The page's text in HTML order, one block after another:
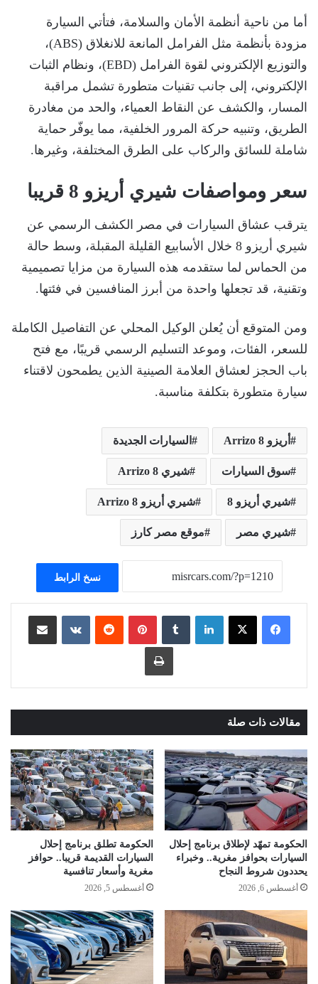
أما من ناحية أنظمة الأمان والسلامة، فتأتي السيارة
مزودة بأنظمة مثل الفرامل المانعة للانغلاق (ABS)،
والتوزيع الإلكتروني لقوة الفرامل (EBD)، ونظام الثبات
الإلكتروني، إلى جانب تقنيات متطورة تشمل مراقبة
المسار، والكشف عن النقاط العمياء، والحد من مغادرة
الطريق، وتنبيه حركة المرور الخلفية، مما يوفّر حماية
شاملة للسائق والركاب على الطرق المختلفة، وغيرها.
سعر ومواصفات شيري أريزو 8 قريبا
يترقب عشاق السيارات في مصر الكشف الرسمي عن
شيري أريزو 8 خلال الأسابيع القليلة المقبلة، وسط حالة
من الحماس لما ستقدمه هذه السيارة من مزايا تصميمية
وتقنية، قد تجعلها واحدة من أبرز المنافسين في فئتها.
ومن المتوقع أن يُعلن الوكيل المحلي عن التفاصيل الكاملة
للسعر، الفئات، وموعد التسليم الرسمي قريبًا، مع فتح
باب الحجز لعشاق العلامة الصينية الذين يطمحون لاقتناء
سيارة متطورة بتكلفة مناسبة.
أريزو 8 Arrizo السيارات الجديدة
سوق السيارات شيري 8 Arrizo
شيري أريزو 8 شيري أريزو 8 Arrizo
شيري مصر موقع مصر كارز
نسخ الرابط
لينكدإن ‏Tumblr بينتيريست
‏Reddit
‏VKontakte مشاركة عبر البريد
طباعة
مقالات ذات صلة
الحكومة تمهّد لإطلاق برنامج إحلال
السيارات بحوافز مغرية.. وخبراء
يحددون شروط النجاح
أغسطس 6, 2026
الحكومة تطلق برنامج إحلال
السيارات القديمة قريبا.. حوافز
مغرية وأسعار تنافسية
أغسطس 5, 2026